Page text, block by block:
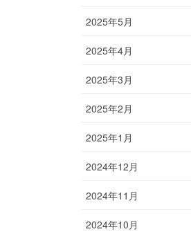
2025年5月
2025年4月
2025年3月
2025年2月
2025年1月
2024年12月
2024年11月
2024年10月